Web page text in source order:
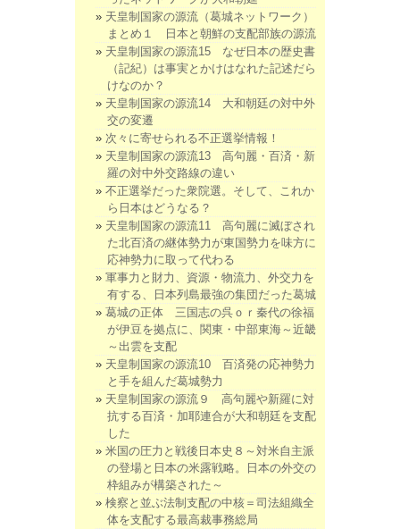
天皇制国家の源流（葛城ネットワーク）
まとめ１ 日本と朝鮮の支配部族の源流
天皇制国家の源流15 なぜ日本の歴史書
（記紀）は事実とかけはなれた記述だら
けなのか？
天皇制国家の源流14 大和朝廷の対中外
交の変遷
次々に寄せられる不正選挙情報！
天皇制国家の源流13 高句麗・百済・新
羅の対中外交路線の違い
不正選挙だった衆院選。そして、これか
ら日本はどうなる？
天皇制国家の源流11 高句麗に滅ぼされ
た北百済の継体勢力が東国勢力を味方に
応神勢力に取って代わる
軍事力と財力、資源・物流力、外交力を
有する、日本列島最強の集団だった葛城
葛城の正体 三国志の呉ｏｒ秦代の徐福
が伊豆を拠点に、関東・中部東海～近畿
～出雲を支配
天皇制国家の源流10 百済発の応神勢力
と手を組んだ葛城勢力
天皇制国家の源流９ 高句麗や新羅に対
抗する百済・加耶連合が大和朝廷を支配
した
米国の圧力と戦後日本史８～対米自主派
の登場と日本の米露戦略。日本の外交の
枠組みが構築された～
検察と並ぶ法制支配の中核＝司法組織全
体を支配する最高裁事務総局